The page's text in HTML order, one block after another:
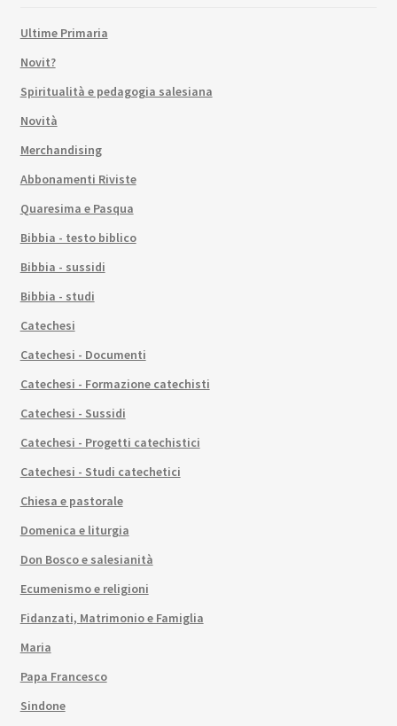
Ultime Primaria
Novit?
Spiritualità e pedagogia salesiana
Novità
Merchandising
Abbonamenti Riviste
Quaresima e Pasqua
Bibbia - testo biblico
Bibbia - sussidi
Bibbia - studi
Catechesi
Catechesi - Documenti
Catechesi - Formazione catechisti
Catechesi - Sussidi
Catechesi - Progetti catechistici
Catechesi - Studi catechetici
Chiesa e pastorale
Domenica e liturgia
Don Bosco e salesianità
Ecumenismo e religioni
Fidanzati, Matrimonio e Famiglia
Maria
Papa Francesco
Sindone